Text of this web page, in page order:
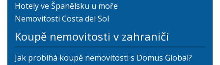
Hotely ve Španělsku u moře
Nemovitosti Costa del Sol
Koupě nemovitosti v zahraničí
Jak probíhá koupě nemovitosti s Domus Global?